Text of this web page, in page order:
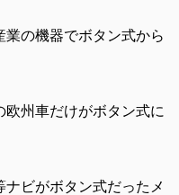
の機器でボタン式から
州車だけがボタン式に
ビがボタン式だったメ